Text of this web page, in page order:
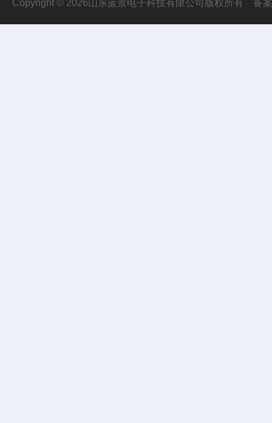
Copyright © 2026山东蓝景电子科技有限公司版权所有 备